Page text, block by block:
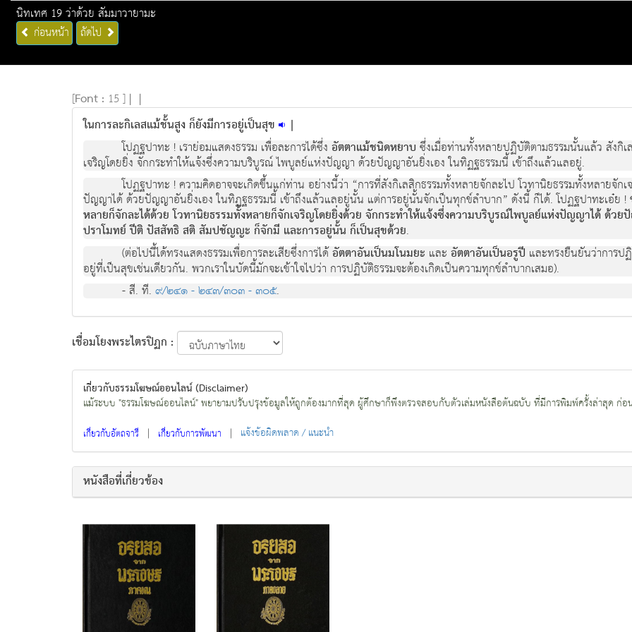
นิทเทศ 19 ว่าด้วย สัมมาวายามะ
ก่อนหน้า ถัดไป
[Font : 15 ] | |
ในการละกิเลสแม้ชั้นสูง ก็ยังมีการอยู่เป็นสุข |
โปฏฐปาทะ ! เราย่อมแสดงธรรม เพื่อละการได้ซึ่งอัตตาแม้ชนิดหยาบ ซึ่งเมื่อท่านทั้งหลายปฏิบัติตามธรรมนั้นแล้ว สังกิ
เจริญโดยยิ่ง จักกระทำให้แจ้งซึ่งความบริบูรณ์ ไพบูลย์แห่งปัญญา ด้วยปัญญาอันยิ่งเอง ในทิฏฐธรรมนี้ เข้าถึงแล้วแลอยู่.
โปฏฐปาทะ ! ความคิดอาจจะเกิดขึ้นแก่ท่าน อย่างนี้ว่า “การที่สังกิเลสิกธรรมทั้งหลายจักละไป โวทานิยธรรมทั้งหลายจั
ปัญญาได้ ด้วยปัญญาอันยิ่งเอง ในทิฏฐธรรมนี้ เข้าถึงแล้วแลอยู่นั้น แต่การอยู่นั้นจักเป็นทุกข์ลำบาก” ดังนี้ ก็ได้. โปฏฐปาทะเอ๋ย
หลายก็จักละได้ด้วย โวทานิยธรรมทั้งหลายก็จักเจริญโดยยิ่งด้วย จักกระทำให้แจ้งซึ่งความบริบูรณ์ไพบูลย์แห่งปัญญาได้ ด้ว
ปราโมทย์ ปีติ ปัสสัทธิ สติ สัมปชัญญะ ก็จักมี และการอยู่นั้น ก็เป็นสุขด้วย.
(ต่อไปนี้ได้ทรงแสดงธรรมเพื่อการละเสียซึ่งการได้อัตตาอันเป็นมโนมยะ และอัตตาอันเป็นอรูปี และทรงยืนยันว่าการป
อยู่ที่เป็นสุขเช่นเดียวกัน. พวกเราในบัดนี้มักจะเข้าใจไปว่า การปฏิบัติธรรมจะต้องเกิดเป็นความทุกข์ลำบากเสมอ).
- สี. ที.๙/๒๔๑ - ๒๔๓/๓๐๓ - ๓๐๕.
เชื่อมโยงพระไตรปิฏก :
เกี่ยวกับธรรมโฆษณ์ออนไลน์ (Disclaimer)
แม้ระบบ "ธรรมโฆษณ์ออนไลน์" พยายามปรับปรุงข้อมูลให้ถูกต้องมากที่สุด ผู้ศึกษาก็พึงตรวจสอบกับตัวเล่มหนังสือต้นฉบับ ที่มีการพิมพ์ครั้งล่าสุด ก่อน
เกี่ยวกับอัตถจารี | เกี่ยวกับการพัฒนา | แจ้งข้อผิดพลาด / แนะนำ
หนังสือที่เกี่ยวข้อง